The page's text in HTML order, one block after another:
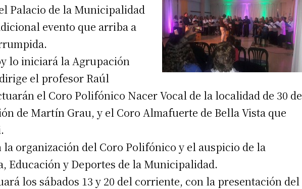
Palacio de la Municipalidad
evento que arriba a
lo iniciará la Agrupación
el profesor Raúl
el Coro Polifónico Nacer Vocal de la localidad de 30 de
de Martín Grau, y el Coro Almafuerte de Bella Vista que
la organización del Coro Polifónico y el auspicio de la
Educación y Deportes de la Municipalidad.
los sábados 13 y 20 del corriente, con la presentación del